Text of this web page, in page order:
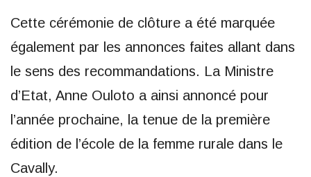
Cette cérémonie de clôture a été marquée
également par les annonces faites allant dans
le sens des recommandations. La Ministre
d’Etat, Anne Ouloto a ainsi annoncé pour
l’année prochaine, la tenue de la première
édition de l’école de la femme rurale dans le
Cavally.